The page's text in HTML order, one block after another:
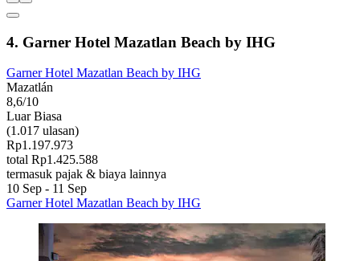
4. Garner Hotel Mazatlan Beach by IHG
Garner Hotel Mazatlan Beach by IHG
Mazatlán
8,6/10
Luar Biasa
(1.017 ulasan)
Rp1.197.973
total Rp1.425.588
termasuk pajak & biaya lainnya
10 Sep - 11 Sep
Garner Hotel Mazatlan Beach by IHG